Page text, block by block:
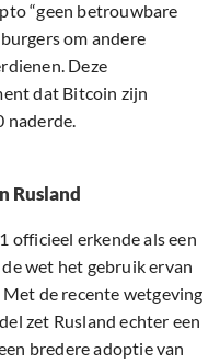
“geen betrouwbare
om andere
Deze
dat Bitcoin zijn
naderde.
Rusland
officieel erkende als een
wet het gebruik ervan
de recente wetgeving
zet Rusland echter een
bredere adoptie van